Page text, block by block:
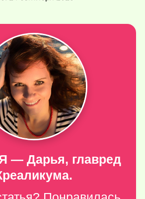
— Дарья, главред